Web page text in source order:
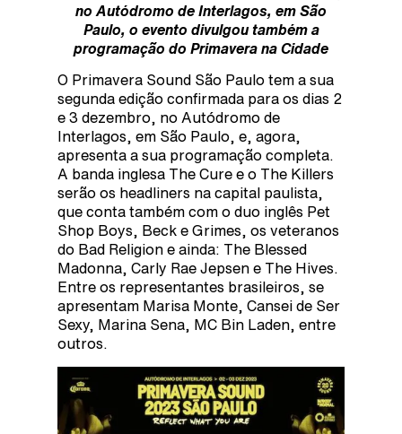
no Autódromo de Interlagos, em São
Paulo, o evento divulgou também a
programação do Primavera na Cidade
O Primavera Sound São Paulo tem a sua
segunda edição confirmada para os dias 2
e 3 dezembro, no Autódromo de
Interlagos, em São Paulo, e, agora,
apresenta a sua programação completa.
A banda inglesa The Cure e o The Killers
serão os headliners na capital paulista,
que conta também com o duo inglês Pet
Shop Boys, Beck e Grimes, os veteranos
do Bad Religion e ainda: The Blessed
Madonna, Carly Rae Jepsen e The Hives.
Entre os representantes brasileiros, se
apresentam Marisa Monte, Cansei de Ser
Sexy, Marina Sena, MC Bin Laden, entre
outros.